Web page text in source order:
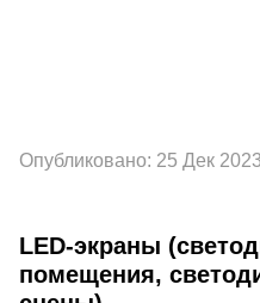
Опубликовано: 25 Дек 2023
LED-экраны
помещения,